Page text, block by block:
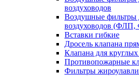
воздуховодов
Воздушные фильтры
воздуховодов
Вставки гибкие
Дросель клапана
Клапана для круглых
Противопожарные
Фильтры